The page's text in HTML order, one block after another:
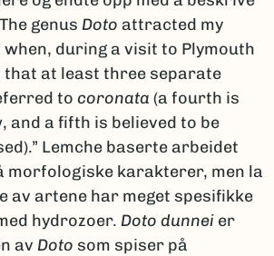
genus Doto attracted my
during a visit to Plymouth
that at least three separate
to coronata (a fourth is
and a fifth is believed to be
Lemche baserte arbeidet
morfologiske karakterer, men la
av artene har meget spesifikke
hydrozoer. Doto dunnei er
av Doto som spiser på